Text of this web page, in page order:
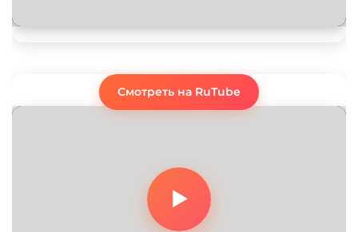
Смотреть на RuTube